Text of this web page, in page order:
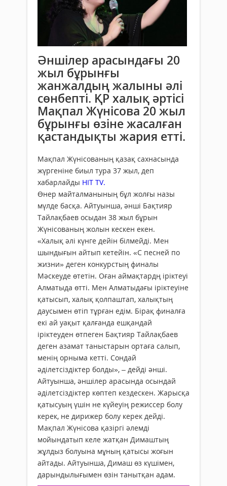
Әншілер арасындағы 20
жыл бұрынғы
жанжалдың жалыны әлі
сөнбепті. ҚР халық әртісі
Мақпал Жүнісова 20 жыл
бұрынғы өзіне жасалған
қастандықты жария етті.
Мақпал Жүнісованың қазақ сахнасында
жүргеніне биыл тура 37 жыл, деп
хабарлайды HIT TV.
Өнер майталманының бұл жолғы назы
мүлде басқа. Айтуынша, әнші Бақтияр
Тайлақбаев осыдан 38 жыл бұрын
Жүнісованың жолын кескен екен.
«Халық әлі күнге дейін білмейді. Мен
шындығын айтып кетейін. «С песней по
жизни» деген конкурстың финалы
Мәскеуде өтетін. Оған аймақтардң іріктеуі
Алматыда өтті. Мен Алматыдағы іріктеуіне
қатысып, халық қолпаштап, халықтың
даусымен өтіп тұрған едім. Бірақ финалға
екі ай уақыт қалғанда ешқандай
іріктеуден өтпеген Бақтияр Тайлақбаев
деген азамат таныстарын ортаға салып,
менің орныма кетті. Сондай
әділетсіздіктер болды», – дейді әнші.
Айтуынша, әншілер арасында осындай
әділетсіздіктер көптеп кездескен. Жарысқа
қатысуың үшін не күйеуің режиссер болу
керек, не дирижер болу керек дейді.
Мақпал Жүнісова қазіргі әлемді
мойындатып келе жатқан Димаштың
жұлдыз болуына мұның қатысы жоғын
айтады. Айтуынша, Димаш өз күшімен,
дарындылығымен өзін танытқан адам.